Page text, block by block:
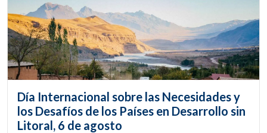
Día Internacional sobre las Necesidades y
los Desafíos de los Países en Desarrollo sin
Litoral, 6 de agosto